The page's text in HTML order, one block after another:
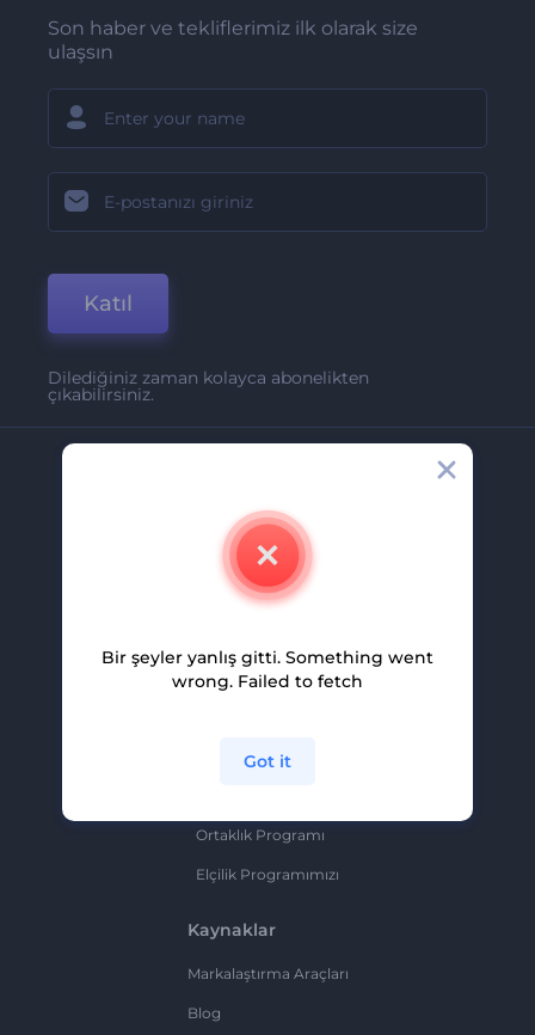
Son haber ve tekliflerimiz ilk olarak size
ulaşsın
Katıl
Dilediğiniz zaman kolayca abonelikten
çıkabilirsiniz.
Hakkımızda
İletişim
Kariyer
Ortaklık Programı
Şartlar Ve Koşullar
Ortaklık Programı
Elçilik Programımızı
Kaynaklar
Markalaştırma Araçları
Blog
Bir şeyler yanlış gitti. Something went
wrong. Failed to fetch
Got it